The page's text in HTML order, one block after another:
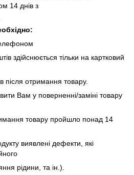
14 днів з
здійснюється тільки на картковий
після отримання товару.
Вам у поверненні/заміні товару
товару пройшло понад 14
виявлені дефекти, які
рідини, та ін.).